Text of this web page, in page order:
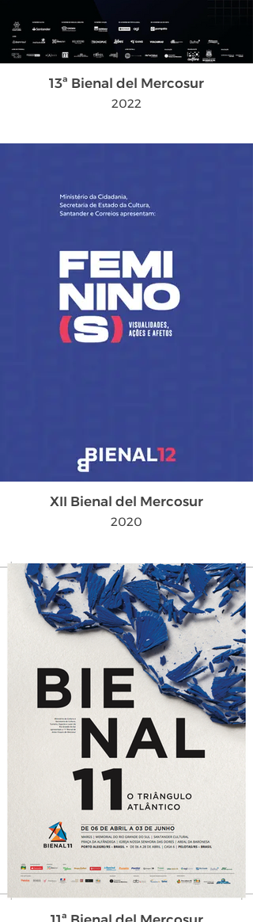
13ª Bienal del Mercosur
2022
XII Bienal del Mercosur
2020